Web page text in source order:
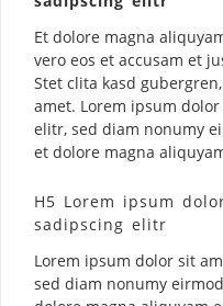
Et dolore magna
vero eos et accusam et
Stet clita kasd
amet. Lorem ipsum
elitr, sed diam nonumy
et dolore magna
H5 Lorem ipsum
sadipscing elitr
Lorem ipsum dolor sit
sed diam nonumy